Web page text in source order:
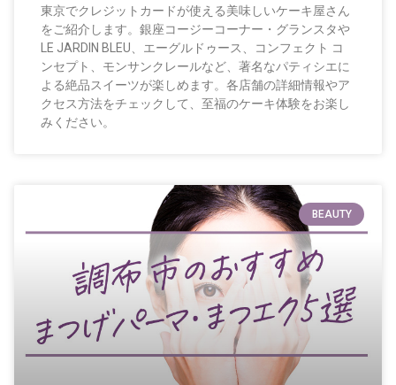
東京でクレジットカードが使える美味しいケーキ屋さん
をご紹介します。銀座コージーコーナー・グランスタや
LE JARDIN BLEU、エーグルドゥース、コンフェクト コ
ンセプト、モンサンクレールなど、著名なパティシエに
よる絶品スイーツが楽しめます。各店舗の詳細情報やア
クセス方法をチェックして、至福のケーキ体験をお楽し
みください。
BEAUTY